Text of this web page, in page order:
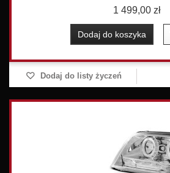
1 499,00 zł
Dodaj do koszyka
Dodaj do listy życzeń